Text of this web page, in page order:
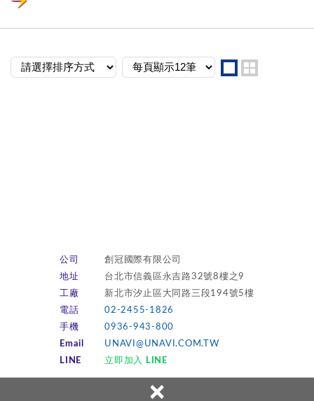
×
公司
創冠國際有限公司
地址
台北市信義區永吉路32號8樓之9
工廠
新北市汐止區大同路三段194號5樓
電話
02-2455-1826
手機
0936-943-800
Email
UNAVI@UNAVI.COM.TW
LINE
立即加入 LINE